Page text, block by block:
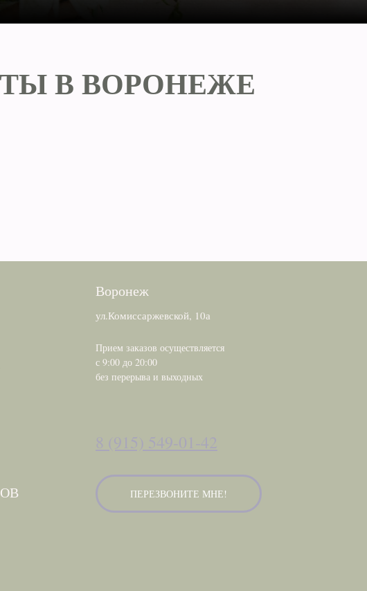
В ВОРОНЕЖЕ
ПЕРЕЗВОНИТЕ МНЕ!
Прием заказов осуществляется
с 9:00 до 20:00
без перерыва и выходных
ул.Комиссаржевской, 10а
Воронеж